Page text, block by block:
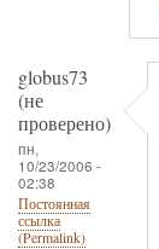
globus73
(не
проверено)
пн,
10/23/2006 -
02:38
Постоянная
ссылка
(Permalink)